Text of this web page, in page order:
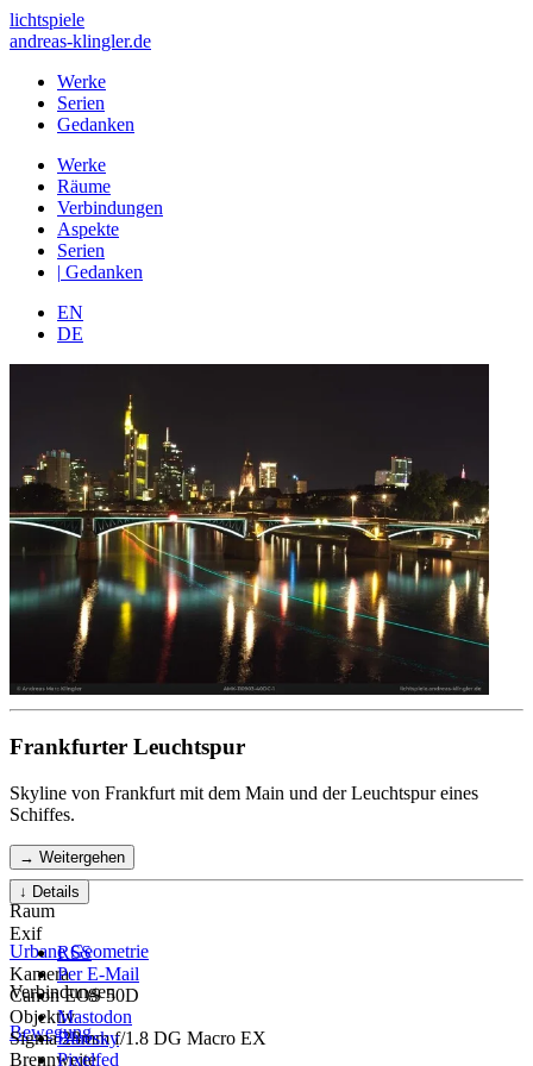
lichtspiele
andreas-klingler.de
Werke
Serien
Gedanken
Werke
Räume
Verbindungen
Aspekte
Serien
| Gedanken
EN
DE
Frankfurter Leuchtspur
Skyline von Frankfurt mit dem Main und der Leuchtspur eines
Schiffes.
→ Weitergehen
Raum
Urbane Geometrie
Verbindungen
Bewegung
↓ Details
Exif
Kamera
Canon EOS 50D
Objektiv
Sigma 28mm f/1.8 DG Macro EX
Brennweite
RSS
Per E-Mail
Mastodon
Bluesky
Pixelfed